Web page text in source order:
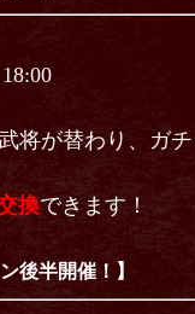
将が替わり、ガ
換できます！
後半開催！】